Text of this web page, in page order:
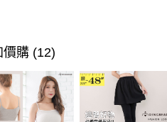
價購 (12)